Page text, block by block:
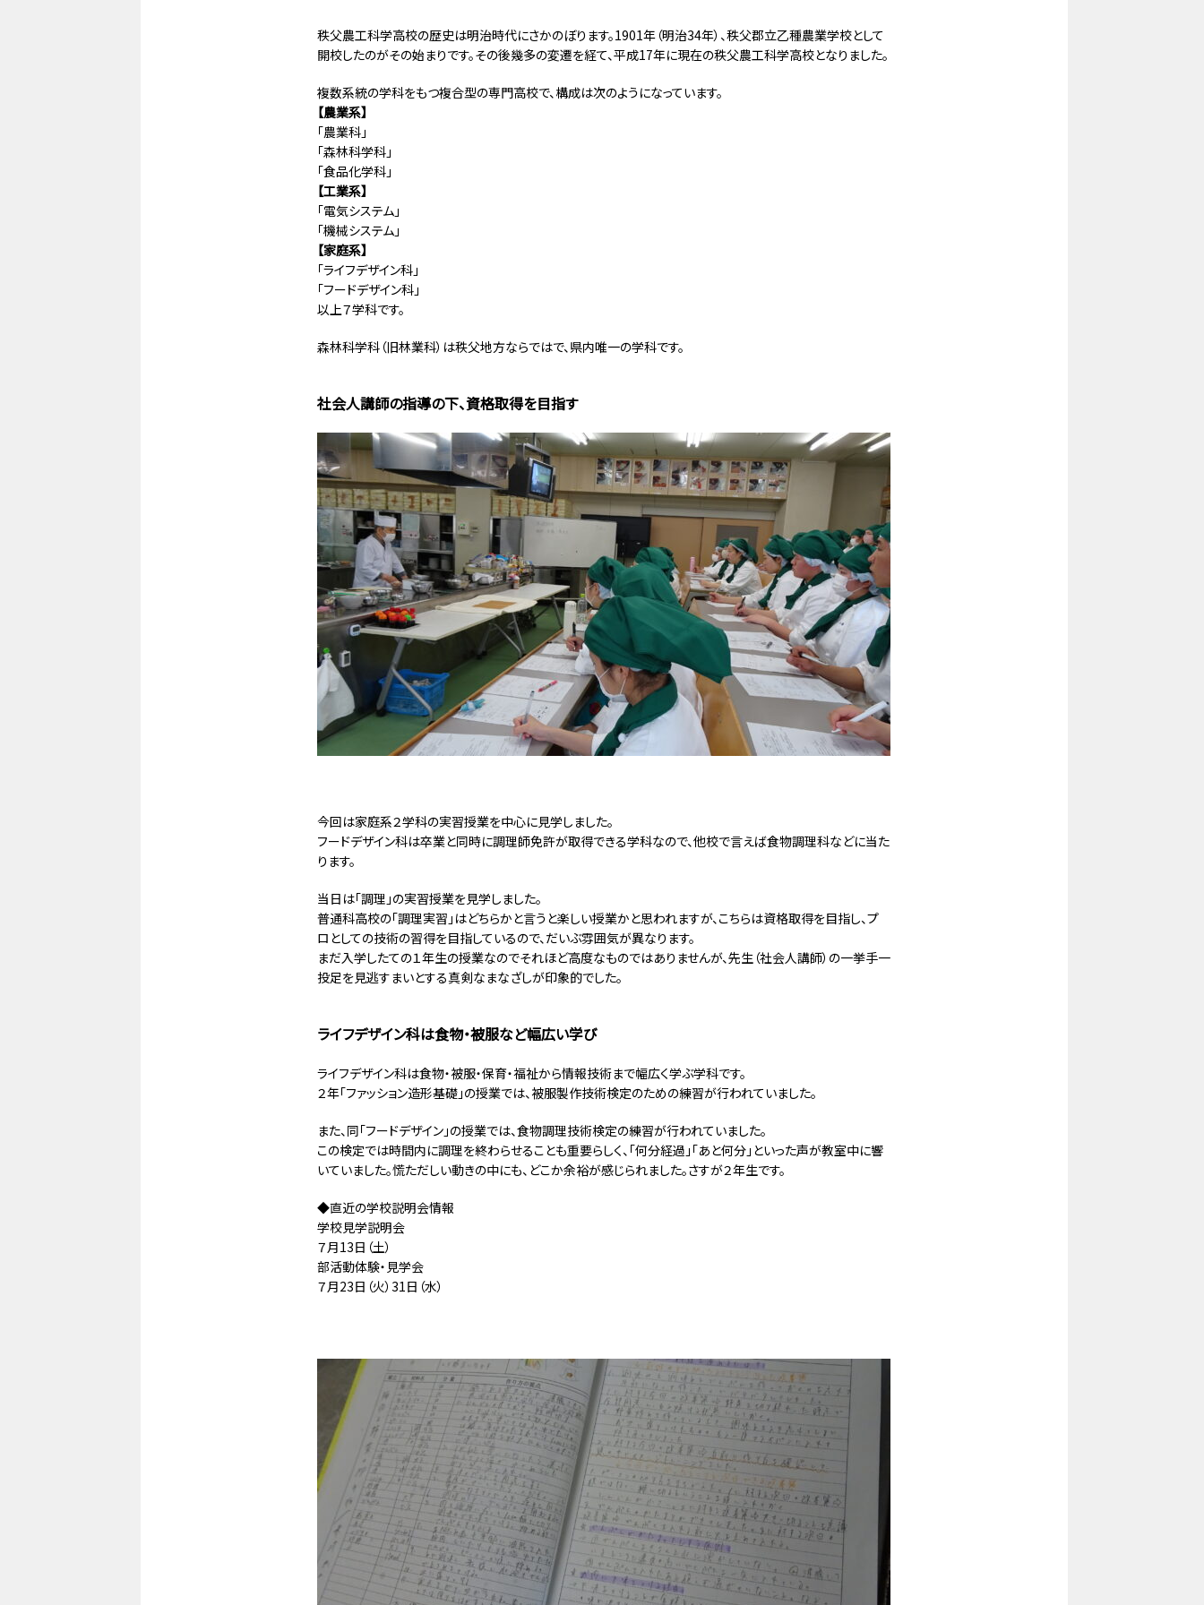
秩父農工科学高校の歴史は明治時代にさかのぼります。1901年（明治34年）、秩父郡立乙種農業学校として
開校したのがその始まりです。その後幾多の変遷を経て、平成17年に現在の秩父農工科学高校となりました。
複数系統の学科をもつ複合型の専門高校で、構成は次のようになっています。
【農業系】
「農業科」
「森林科学科」
「食品化学科」
【工業系】
「電気システム」
「機械システム」
【家庭系】
「ライフデザイン科」
「フードデザイン科」
以上７学科です。
森林科学科（旧林業科）は秩父地方ならではで、県内唯一の学科です。
社会人講師の指導の下、資格取得を目指す
今回は家庭系２学科の実習授業を中心に見学しました。
フードデザイン科は卒業と同時に調理師免許が取得できる学科なので、他校で言えば食物調理科などに当た
ります。
当日は「調理」の実習授業を見学しました。
普通科高校の「調理実習」はどちらかと言うと楽しい授業かと思われますが、こちらは資格取得を目指し、プ
ロとしての技術の習得を目指しているので、だいぶ雰囲気が異なります。
まだ入学したての１年生の授業なのでそれほど高度なものではありませんが、先生（社会人講師）の一挙手一
投足を見逃すまいとする真剣なまなざしが印象的でした。
ライフデザイン科は食物・被服など幅広い学び
ライフデザイン科は食物・被服・保育・福祉から情報技術まで幅広く学ぶ学科です。
２年「ファッション造形基礎」の授業では、被服製作技術検定のための練習が行われていました。
また、同「フードデザイン」の授業では、食物調理技術検定の練習が行われていました。
この検定では時間内に調理を終わらせることも重要らしく、「何分経過」「あと何分」といった声が教室中に響
いていました。慌ただしい動きの中にも、どこか余裕が感じられました。さすが２年生です。
◆直近の学校説明会情報
学校見学説明会
７月13日（土）
部活動体験・見学会
７月23日（火）31日（水）